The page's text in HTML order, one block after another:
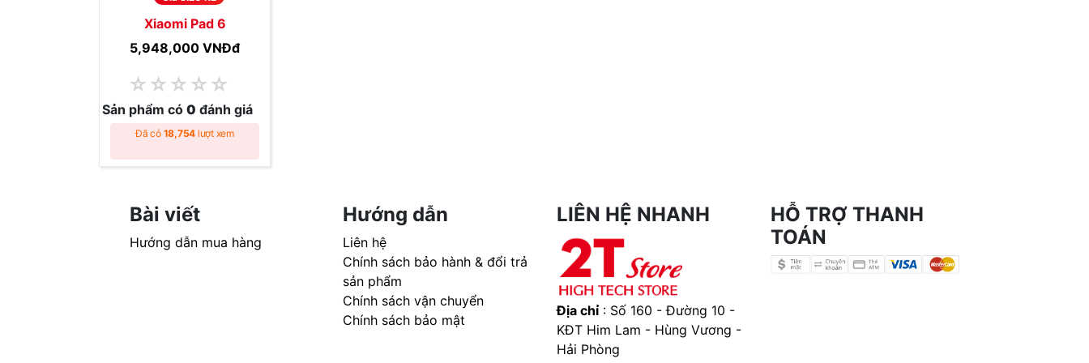
Xiaomi Pad 6
5,948,000 VNĐđ
☆ ☆ ☆ ☆ ☆
Sản phẩm có 0 đánh giá
Đã có 18,754 lượt xem
Bài viết
Hướng dẫn mua hàng
Hướng dẫn
Liên hệ
Chính sách bảo hành & đổi trả
sản phẩm
Chính sách vận chuyển
Chính sách bảo mật
LIÊN HỆ NHANH
Địa chỉ: Số 160 - Đường 10 -
KĐT Him Lam - Hùng Vương -
Hải Phòng
HỖ TRỢ THANH
TOÁN